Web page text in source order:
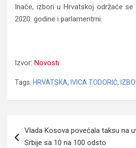
Inače, izbori u Hrvatskoj održaće
2020. godine i parlamentrni.
Izvor: Novosti
Tags: HRVATSKA, IVICA TODORIĆ,
članaka
Vlada Kosova povećala taksu na
Srbije sa 10 na 100 odsto